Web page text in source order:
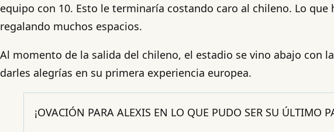
equipo con 10. Esto le terminaría costando caro al chileno. Lo
regalando muchos espacios.
Al momento de la salida del chileno, el estadio se vino abajo con
darles alegrías en su primera experiencia europea.
¡OVACIÓN PARA ALEXIS EN LO QUE PUDO SER SU ÚLTIMO